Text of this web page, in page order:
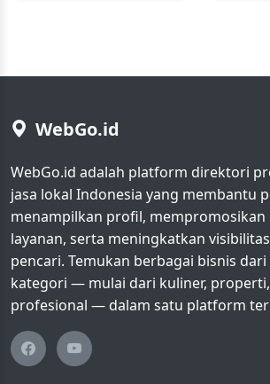
WebGo.id
WebGo.id adalah platform direktori
jasa lokal Indonesia yang membantu
menampilkan profil,
layanan, serta meningkatkan
pencari. Temukan berbagai bisnis
kategori — mulai dari kuliner,
profesional — dalam satu platform